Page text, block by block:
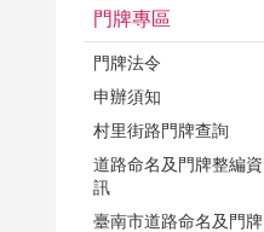
門牌專區
門牌法令
申辦須知
村里街路門牌查詢
道路命名及門牌整編資
訊
臺南市道路命名及門牌